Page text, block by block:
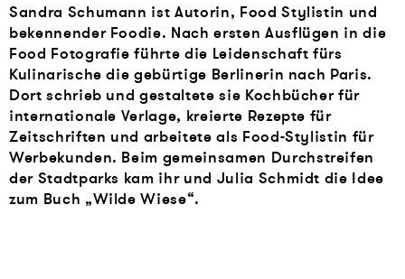
Sandra Schumann ist Autorin, Food Stylistin und
bekennender Foodie. Nach ersten Ausflügen in die
Food Fotografie führte die Leidenschaft fürs
Kulinarische die gebürtige Berlinerin nach Paris.
Dort schrieb und gestaltete sie Kochbücher für
internationale Verlage, kreierte Rezepte für
Zeitschriften und arbeitete als Food-Stylistin für
Werbekunden. Beim gemeinsamen Durchstreifen
der Stadtparks kam ihr und Julia Schmidt die Idee
zum Buch „Wilde Wiese“.